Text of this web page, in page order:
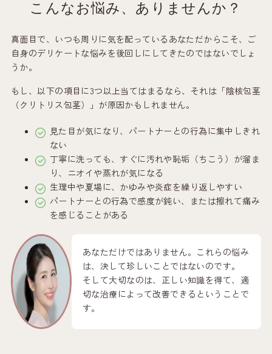
こんなお悩み、ありませんか？
真面目で、いつも周りに気を配っているあなただからこそ、ご
自身のデリケートな悩みを後回しにしてきたのではないでしょ
うか。
もし、以下の項目に3つ以上当てはまるなら、それは「陰核包茎
（クリトリス包茎）」が原因かもしれません。
見た目が気になり、パートナーとの行為に集中しきれ
ない
丁寧に洗っても、すぐに汚れや恥垢（ちこう）が溜ま
り、ニオイや蒸れが気になる
生理中や夏場に、かゆみや炎症を繰り返しやすい
パートナーとの行為で感度が鈍い、または擦れて痛み
を感じることがある
あなただけではありません。これらの悩み
は、決して珍しいことではないのです。
そして大切なのは、正しい知識を得て、適
切な治療によって改善できるということで
す。